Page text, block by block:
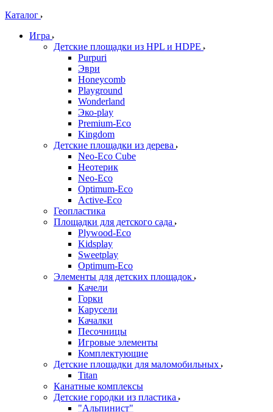
Каталог
Игра
Детские площадки из HPL и HDPE
Purpuri
Эври
Honeycomb
Playground
Wonderland
Эко-play
Premium-Eco
Kingdom
Детские площадки из дерева
Neo-Eco Cube
Неотерик
Neo-Eco
Оptimum-Еco
Active-Eco
Геопластика
Площадки для детского сада
Plywood-Eco
Kidsplay
Sweetplay
Оptimum-Еco
Элементы для детских площадок
Качели
Горки
Карусели
Качалки
Песочницы
Игровые элементы
Комплектующие
Детские площадки для маломобильных
Titan
Канатные комплексы
Детские городки из пластика
"Альпинист"